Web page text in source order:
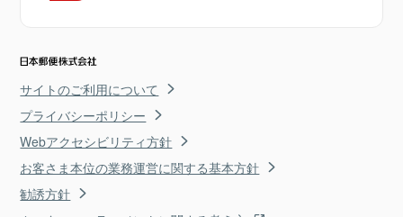
サイトのご利用について
プライバシーポリシー
Webアクセシビリティ方針
お客さま本位の業務運営に関する基本方針
勧誘方針